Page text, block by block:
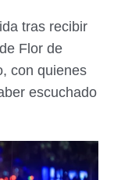
tras recibir
Flor de
con quienes
escuchado